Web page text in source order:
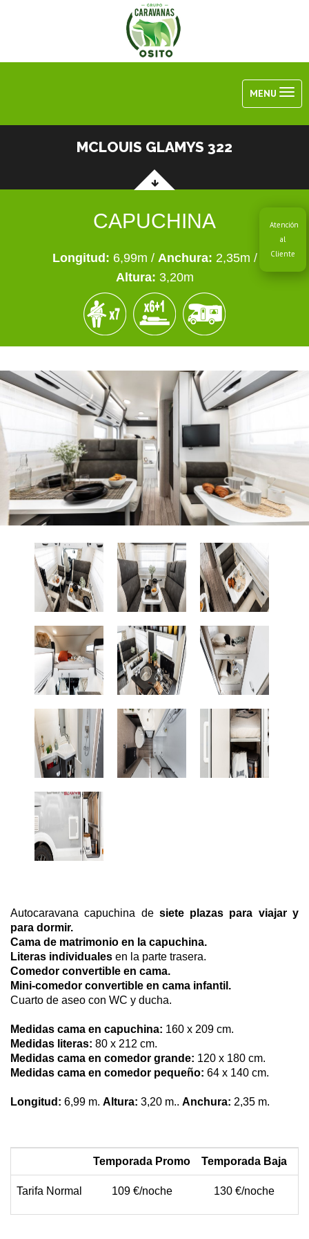
MENU
MCLOUIS GLAMYS 322
CAPUCHINA
Longitud: 6,99m / Anchura: 2,35m /
Altura: 3,20m
Autocaravana capuchina de siete plazas para viajar y
para dormir.
Cama de matrimonio en la capuchina.
Literas individuales en la parte trasera.
Comedor convertible en cama.
Mini-comedor convertible en cama infantil.
Cuarto de aseo con WC y ducha.
Medidas cama en capuchina: 160 x 209 cm.
Medidas literas: 80 x 212 cm.
Medidas cama en comedor grande: 120 x 180 cm.
Medidas cama en comedor pequeño: 64 x 140 cm.
Longitud: 6,99 m. Altura: 3,20 m.. Anchura: 2,35 m.
Temporada Promo Temporada Baja
Tarifa Normal 109 €/noche 130 €/noche
Atención
al
Cliente